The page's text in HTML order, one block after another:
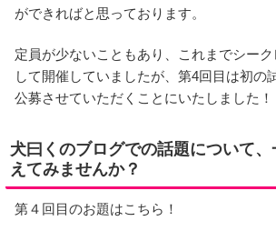
ができればと思っております。
定員が少ないこともあり、これまでシー
して開催していましたが、第4回目は初の
公募させていただくことにいたしました！
犬曰くのブログでの話題について
えてみませんか？
第４回目のお題はこちら！